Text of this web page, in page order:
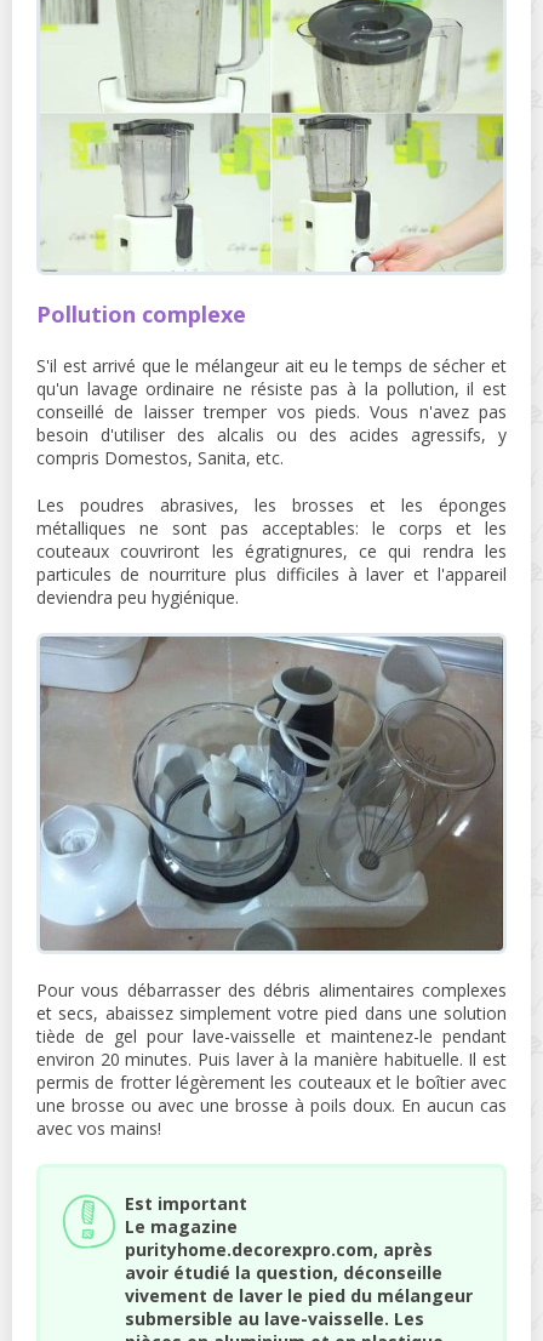
Pollution complexe
S'il est arrivé que le mélangeur ait eu le temps de sécher et
qu'un lavage ordinaire ne résiste pas à la pollution, il est
conseillé de laisser tremper vos pieds. Vous n'avez pas
besoin d'utiliser des alcalis ou des acides agressifs, y
compris Domestos, Sanita, etc.
Les poudres abrasives, les brosses et les éponges
métalliques ne sont pas acceptables: le corps et les
couteaux couvriront les égratignures, ce qui rendra les
particules de nourriture plus difficiles à laver et l'appareil
deviendra peu hygiénique.
Pour vous débarrasser des débris alimentaires complexes
et secs, abaissez simplement votre pied dans une solution
tiède de gel pour lave-vaisselle et maintenez-le pendant
environ 20 minutes. Puis laver à la manière habituelle. Il est
permis de frotter légèrement les couteaux et le boîtier avec
une brosse ou avec une brosse à poils doux. En aucun cas
avec vos mains!
Est important
Le magazine
purityhome.decorexpro.com, après
avoir étudié la question, déconseille
vivement de laver le pied du mélangeur
submersible au lave-vaisselle. Les